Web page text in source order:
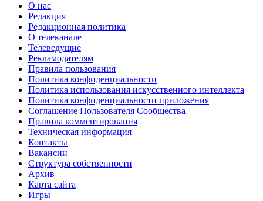
О нас
Редакция
Редакционная политика
О телеканале
Телеведущие
Рекламодателям
Правила пользования
Политика конфиденциальности
Политика использования искусственного интеллекта
Политика конфиденциальности приложения
Соглашение Пользователя Сообщества
Правила комментирования
Техническая информация
Контакты
Вакансии
Структура собственности
Архив
Карта сайта
Игры